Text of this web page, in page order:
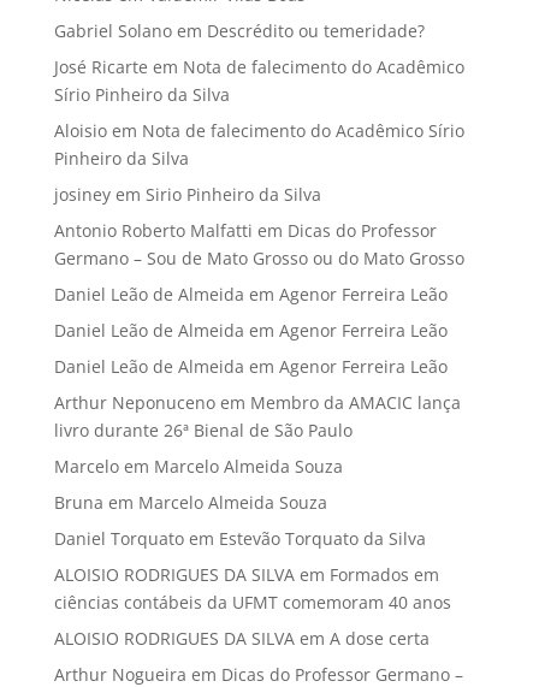
Gabriel Solanoem Descrédito ou temeridade?
José Ricarte em Nota de falecimento do Acadêmico
Sírio Pinheiro da Silva
Aloisioem Nota de falecimento do Acadêmico Sírio
Pinheiro da Silva
josineyem Sirio Pinheiro da Silva
Antonio Roberto Malfatti em Dicas do Professor
Germano – Sou de Mato Grosso ou do Mato Grosso
Daniel Leão de Almeida em Agenor Ferreira Leão
Daniel Leão de Almeida em Agenor Ferreira Leão
Daniel Leão de Almeida em Agenor Ferreira Leão
Arthur Neponucenoem Membro da AMACIC lança
livro durante 26ª Bienal de São Paulo
Marceloem Marcelo Almeida Souza
Bruna em Marcelo Almeida Souza
Daniel Torquatoem Estevão Torquato da Silva
ALOISIO RODRIGUES DA SILVAem Formados em
ciências contábeis da UFMT comemoram 40 anos
ALOISIO RODRIGUES DA SILVAem A dose certa
Arthur Nogueira em Dicas do Professor Germano –